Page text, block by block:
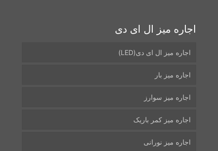
اجاره میز ال ای دی
اجاره میز ال ای دی(LED)
اجاره میز بار
اجاره میز سوارز
اجاره میز کمر باریک
اجاره میز نورانی